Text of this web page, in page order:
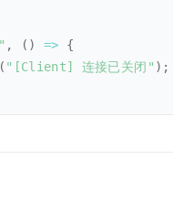
, ( ) =>
{
( "[Client] 连接已关闭" ) ;